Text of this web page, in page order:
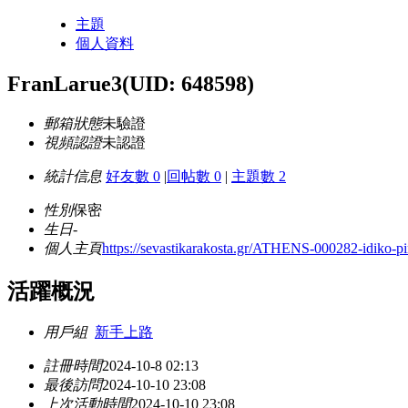
主題
個人資料
FranLarue3(UID: 648598)
郵箱狀態未驗證
視頻認證未認證
統計信息 好友數 0 |回帖數 0 | 主題數 2
性別保密
生日-
個人主頁https://sevastikarakosta.gr/ATHENS-000282-idiko-
活躍概況
用戶組 新手上路
註冊時間2024-10-8 02:13
最後訪問2024-10-10 23:08
上次活動時間2024-10-10 23:08